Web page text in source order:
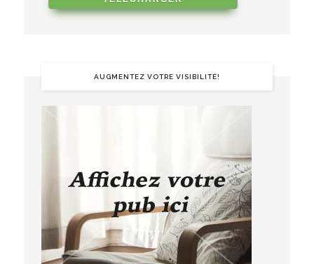
AUGMENTEZ VOTRE VISIBILITÉ!